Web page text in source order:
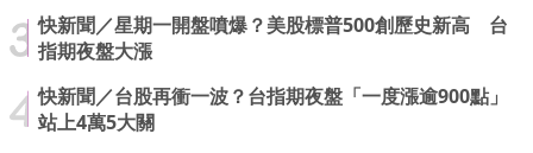
快新聞／星期一開盤噴爆？美股標普500創歷史新高 台
指期夜盤大漲
快新聞／台股再衝一波？台指期夜盤「一度漲逾900點」
站上4萬5大關